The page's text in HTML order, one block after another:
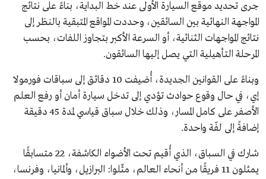
جرى تحديد موقع السيارة الأولى عند خط البداية، بناءً على نتائج
المواجهة النهائية بين السائقين، وحددت المواقع المتبقية بالنظر إلى
نتائج المواجهات الثنائية، أو السرعة الأكبر بتجاوز اللفات، بحسب
المرحلة التأهيلية التي يصل إليها السائقون.
وبناءً على القوانين الجديدة، أُضيفت 10 دقائق إلى سباقات فورمولا
إي، في حال وقوع حوادث تؤدي إلى تدخل سيارة أمان أو رفع العلم
الأصفر على كامل المسار، وذلك خلال سباق قياسي لمدة 45 دقيقة
إضافةً إلى لفّة واحدة.
شارك في السباق، الذي أُقيم تحت الأضواء الكاشفة، 22 متسابقًا
يمثلون 11 فريقًا من أنحاء العالم، مثّلوا: البرازيل، وألمانيا، وفرنسا،